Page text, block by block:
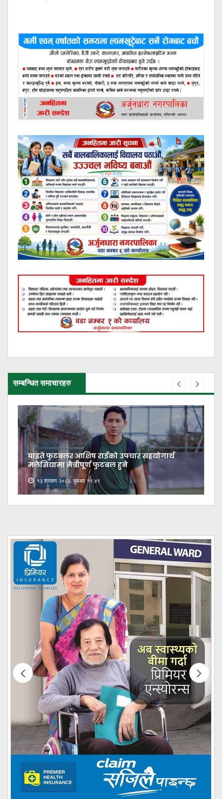
सम्बन्धित समाचारहरु
घाइते फुटबलर आशिष राईको उपचार सहयोगार्थ
मलेसियामा मैत्रीपूर्ण फुटबल हुने
१३ श्रावण २०८३, बुधबार १९:४९